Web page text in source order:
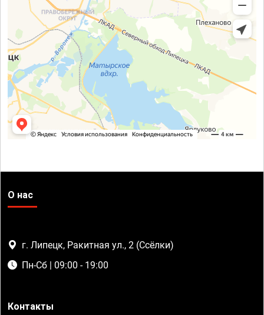
О нас
г. Липецк, Ракитная ул., 2 (Ссёлки)
Пн-Сб | 09:00 - 19:00
Контакты